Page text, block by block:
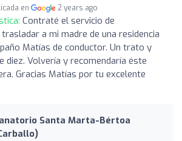
en 2 years ago
Contraté el servicio de
a mi madre de una residencia
Matías de conductor. Un trato y
diez. Volvería y recomendaría éste
Gracias Matías por tu excelente
Santa Marta-Bértoa